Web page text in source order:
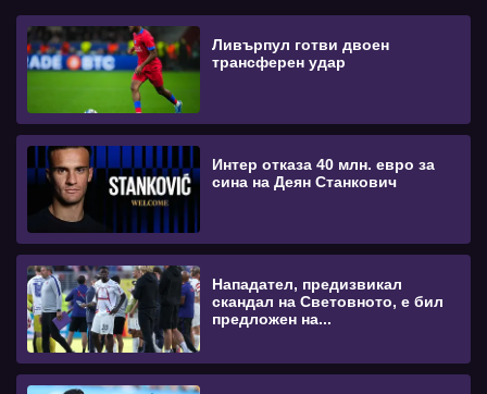
Ливърпул готви двоен
трансферен удар
Интер отказа 40 млн. евро за
сина на Деян Станкович
Нападател, предизвикал
скандал на Световното, е бил
предложен на...